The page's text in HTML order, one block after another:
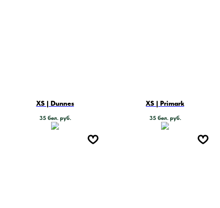
XS | Dunnes
35 бел. руб.
XS | Primark
35 бел. руб.